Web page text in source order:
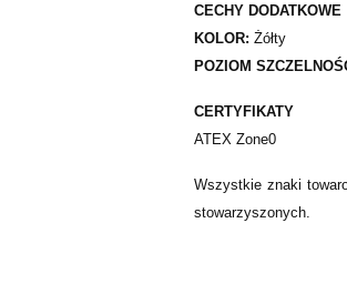
CECHY DODATKOWE
KOLOR: Żółty
POZIOM
CERTYFIKATY
ATEX Zone0
Wszystkie znaki
stowarzyszonych.